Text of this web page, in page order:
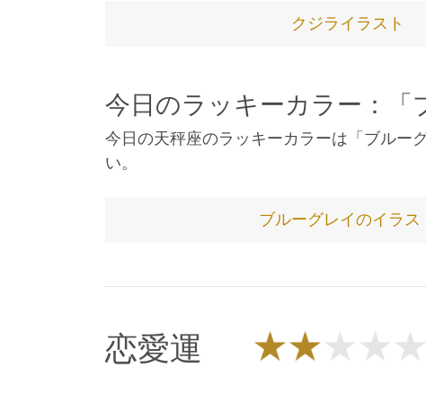
クジライラスト
今日のラッキーカラー：「
今日の天秤座のラッキーカラーは「ブルー
い。
ブルーグレイのイラス
恋愛運